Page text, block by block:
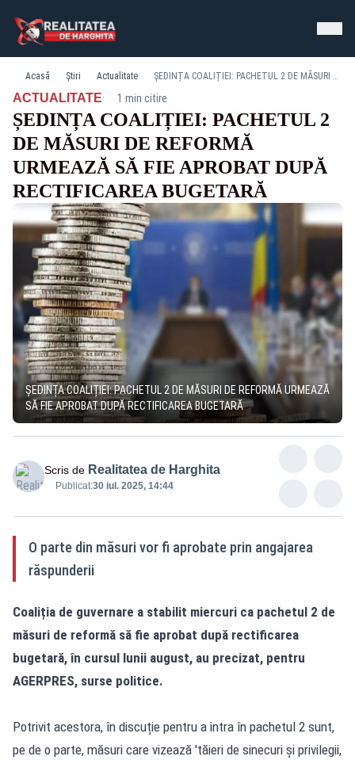
Acasă Știri Actualitate ȘEDINȚA COALIȚIEI: PACHETUL 2 DE MĂSURI DE REFORMĂ URMEAZĂ SĂ FIE APROBAT DUPĂ RECTIFICAREA BUGETARĂ
ACTUALITATE· 1 min citire
ȘEDINȚA COALIȚIEI: PACHETUL 2
DE MĂSURI DE REFORMĂ
URMEAZĂ SĂ FIE APROBAT DUPĂ
RECTIFICAREA BUGETARĂ
ȘEDINȚA COALIȚIEI: PACHETUL 2 DE MĂSURI DE REFORMĂ URMEAZĂ
SĂ FIE APROBAT DUPĂ RECTIFICAREA BUGETARĂ
Scris de Realitatea de Harghita
Publicat:30 iul. 2025, 14:44
O parte din măsuri vor fi aprobate prin angajarea
răspunderii
Coaliția de guvernare a stabilit miercuri ca pachetul 2 de
măsuri de reformă să fie aprobat după rectificarea
bugetară, în cursul lunii august, au precizat, pentru
AGERPRES, surse politice.
Potrivit acestora, în discuție pentru a intra în pachetul 2 sunt,
pe de o parte, măsuri care vizează 'tăieri de sinecuri și privilegii,